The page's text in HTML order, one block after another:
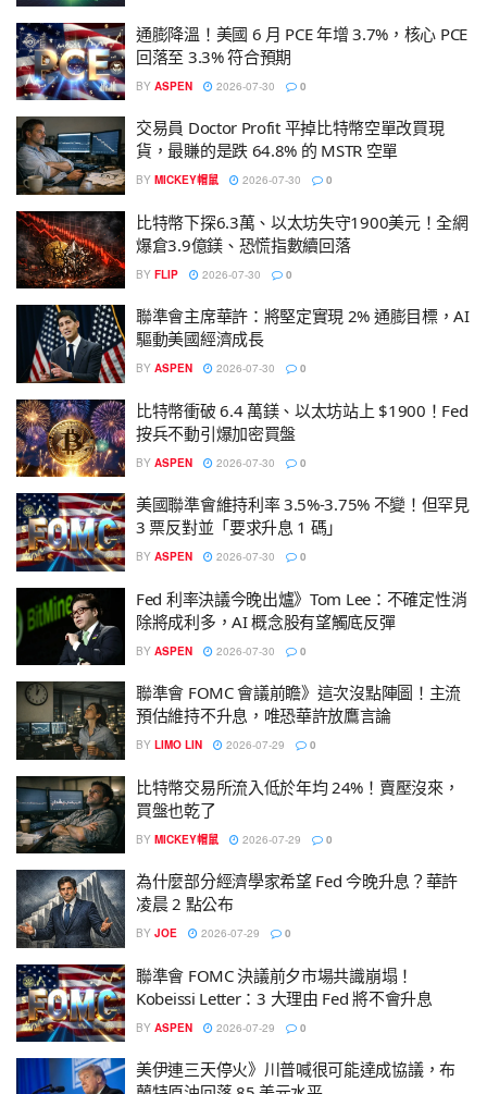
通膨降溫！美國 6 月 PCE 年增 3.7%，核心 PCE
回落至 3.3% 符合預期
BY ASPEN 2026-07-30 0
交易員 Doctor Profit 平掉比特幣空單改買現
貨，最賺的是跌 64.8% 的 MSTR 空單
BY MICKEY帽鼠 2026-07-30 0
比特幣下探6.3萬、以太坊失守1900美元！全網
爆倉3.9億鎂、恐慌指數續回落
BY FLIP 2026-07-30 0
聯準會主席華許：將堅定實現 2% 通膨目標，AI
驅動美國經濟成長
BY ASPEN 2026-07-30 0
比特幣衝破 6.4 萬鎂、以太坊站上 $1900！Fed
按兵不動引爆加密買盤
BY ASPEN 2026-07-30 0
美國聯準會維持利率 3.5%-3.75% 不變！但罕見
3 票反對並「要求升息 1 碼」
BY ASPEN 2026-07-30 0
Fed 利率決議今晚出爐》Tom Lee：不確定性消
除將成利多，AI 概念股有望觸底反彈
BY ASPEN 2026-07-30 0
聯準會 FOMC 會議前瞻》這次沒點陣圖！主流
預估維持不升息，唯恐華許放鷹言論
BY LIMO LIN 2026-07-29 0
比特幣交易所流入低於年均 24%！賣壓沒來，
買盤也乾了
BY MICKEY帽鼠 2026-07-29 0
為什麼部分經濟學家希望 Fed 今晚升息？華許
凌晨 2 點公布
BY JOE 2026-07-29 0
聯準會 FOMC 決議前夕市場共識崩塌！
Kobeissi Letter：3 大理由 Fed 將不會升息
BY ASPEN 2026-07-29 0
美伊連三天停火》川普喊很可能達成協議，布